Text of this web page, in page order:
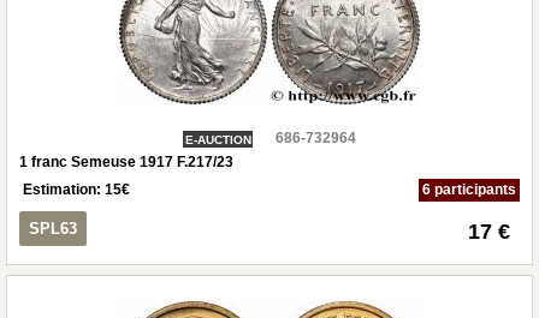
E-AUCTION
686-732964
1 franc Semeuse 1917 F.217/23
Estimation: 15€ 6 participants
SPL63 17 €